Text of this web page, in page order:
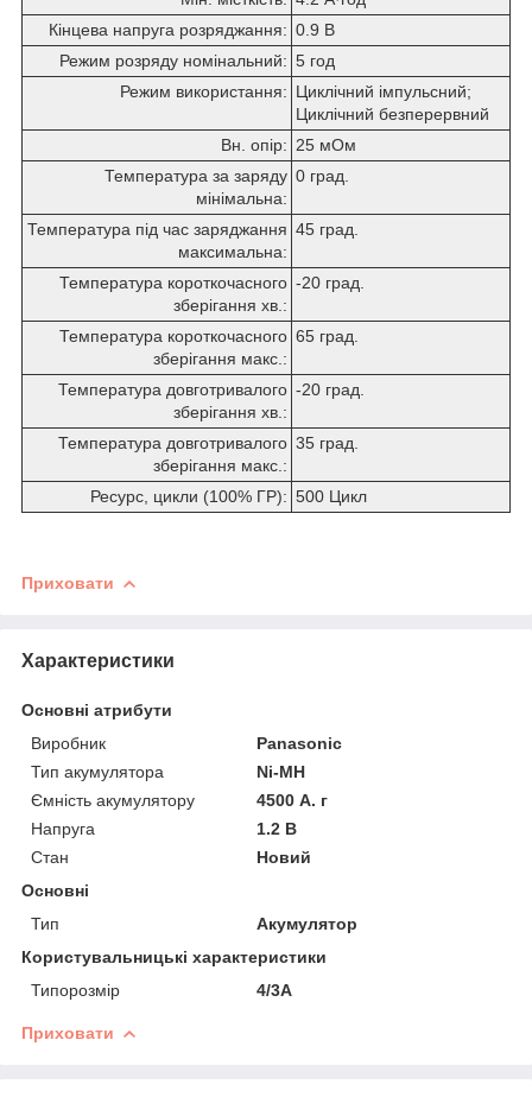
Кінцева напруга розряджання: 0.9 В
Режим розряду номінальний: 5 год
Режим використання: Циклічний імпульсний;
Циклічний безперервний
Вн. опір: 25 мОм
Температура за заряду
мінімальна:
0 град.
Температура під час заряджання
максимальна:
45 град.
Температура короткочасного
зберігання хв.:
-20 град.
Температура короткочасного
зберігання макс.:
65 град.
Температура довготривалого
зберігання хв.:
-20 град.
Температура довготривалого
зберігання макс.:
35 град.
Ресурс, цикли (100% ГР): 500 Цикл
Приховати
Характеристики
Основні атрибути
Виробник
Panasonic
Тип акумулятора
Ni-MH
Ємність акумулятору
4500 А. г
Напруга
1.2 В
Стан
Новий
Основні
Тип
Акумулятор
Користувальницькі характеристики
Типорозмір
4/3A
Приховати